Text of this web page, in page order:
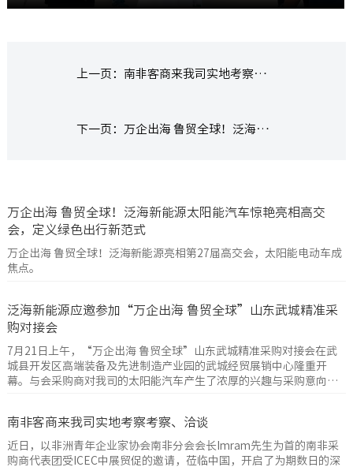
上一页： 南非客商来我司实地考察考察、洽谈
下一页： 万企出海 鲁贸全球！泛海新能源太阳能汽车惊艳亮相高交会，定义绿色出行新范式
万企出海 鲁贸全球！泛海新能源太阳能汽车惊艳亮相高交
会，定义绿色出行新范式
万企出海 鲁贸全球！泛海新能源亮相第27届高交会，太阳能电动车成
焦点。
泛海新能源应邀参加“万企出海 鲁贸全球”山东武城精准采
购对接会
7月21日上午，“万企出海 鲁贸全球”山东武城精准采购对接会在武
城县开发区高端装备及先进制造产业园的武城经贸展销中心隆重开
幕。与会采购商对我司的太阳能汽车产生了浓厚的兴趣与采购意向，
南非客商来我司实地考察考察、洽谈
近日，以非洲青年企业家协会南非分会会长Imram先生为首的南非采
购商代表团受ICEC中展贸促的邀请，莅临中国，开启了为期数日的深